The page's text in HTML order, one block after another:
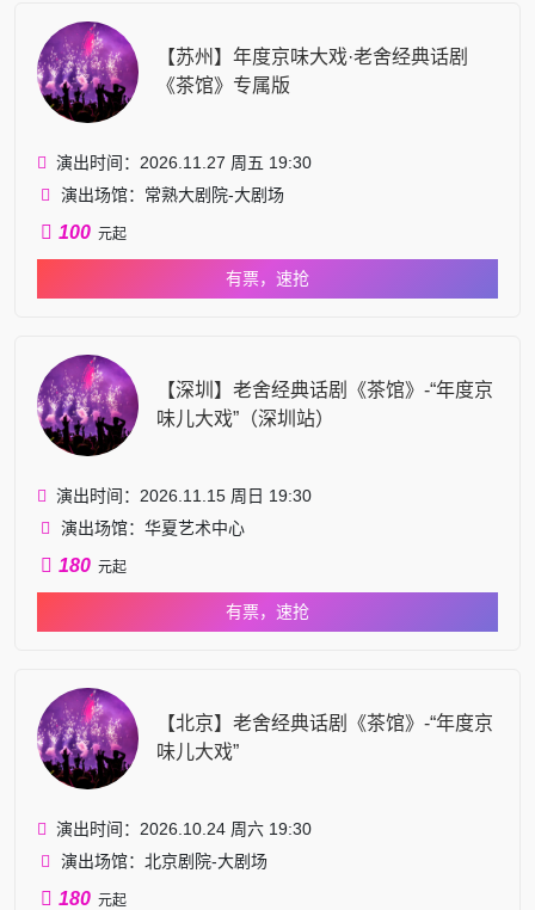
【苏州】年度京味大戏·老舍经典话剧
《茶馆》专属版
演出时间：2026.11.27 周五 19:30
演出场馆：常熟大剧院-大剧场
100 元起
有票，速抢
【深圳】老舍经典话剧《茶馆》-“年度京
味儿大戏”（深圳站）
演出时间：2026.11.15 周日 19:30
演出场馆：华夏艺术中心
180 元起
有票，速抢
【北京】老舍经典话剧《茶馆》-“年度京
味儿大戏”
演出时间：2026.10.24 周六 19:30
演出场馆：北京剧院-大剧场
180 元起